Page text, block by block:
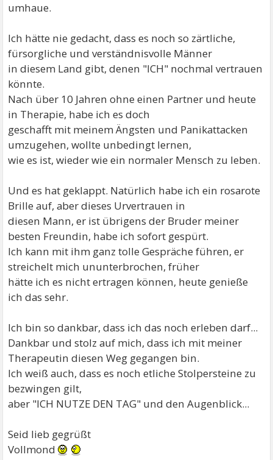
umhaue.
Ich hätte nie gedacht, dass es noch so zärtliche,
fürsorgliche und verständnisvolle Männer
in diesem Land gibt, denen "ICH" nochmal vertrauen
könnte.
Nach über 10 Jahren ohne einen Partner und heute
in Therapie, habe ich es doch
geschafft mit meinem Ängsten und Panikattacken
umzugehen, wollte unbedingt lernen,
wie es ist, wieder wie ein normaler Mensch zu leben.
Und es hat geklappt. Natürlich habe ich ein rosarote
Brille auf, aber dieses Urvertrauen in
diesen Mann, er ist übrigens der Bruder meiner
besten Freundin, habe ich sofort gespürt.
Ich kann mit ihm ganz tolle Gespräche führen, er
streichelt mich ununterbrochen, früher
hätte ich es nicht ertragen können, heute genieße
ich das sehr.
Ich bin so dankbar, dass ich das noch erleben darf...
Dankbar und stolz auf mich, dass ich mit meiner
Therapeutin diesen Weg gegangen bin.
Ich weiß auch, dass es noch etliche Stolpersteine zu
bezwingen gilt,
aber "ICH NUTZE DEN TAG" und den Augenblick...
Seid lieb gegrüßt
Vollmond